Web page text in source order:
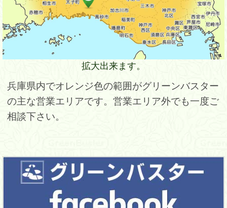
拡大出来ます。
兵庫県内でオレンジ色の範囲がグリーンバスター
の主な営業エリアです。営業エリア外でも一度ご
相談下さい。